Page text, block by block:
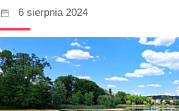
6 sierpnia 2024